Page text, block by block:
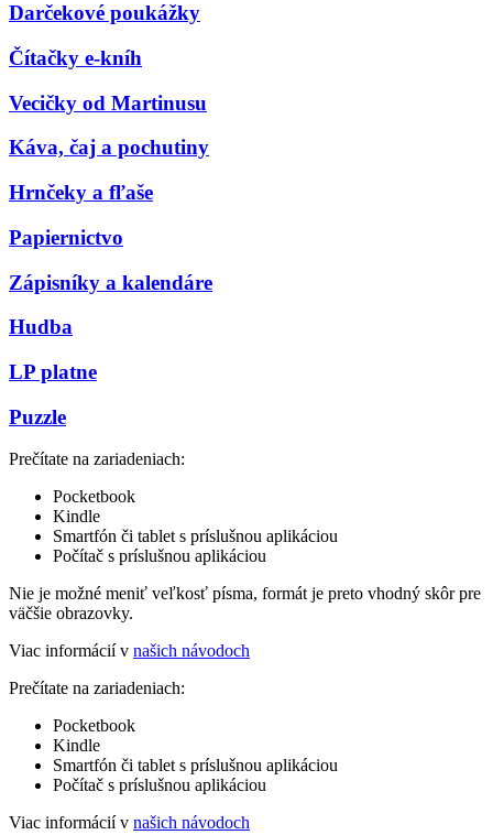
Darčekové poukážky
Čítačky e-kníh
Vecičky od Martinusu
Káva, čaj a pochutiny
Hrnčeky a fľaše
Papiernictvo
Zápisníky a kalendáre
Hudba
LP platne
Puzzle
Prečítate na zariadeniach:
Pocketbook
Kindle
Smartfón či tablet s príslušnou aplikáciou
Počítač s príslušnou aplikáciou
Nie je možné meniť veľkosť písma, formát je preto vhodný skôr pre
väčšie obrazovky.
Viac informácií v našich návodoch
Prečítate na zariadeniach:
Pocketbook
Kindle
Smartfón či tablet s príslušnou aplikáciou
Počítač s príslušnou aplikáciou
Viac informácií v našich návodoch